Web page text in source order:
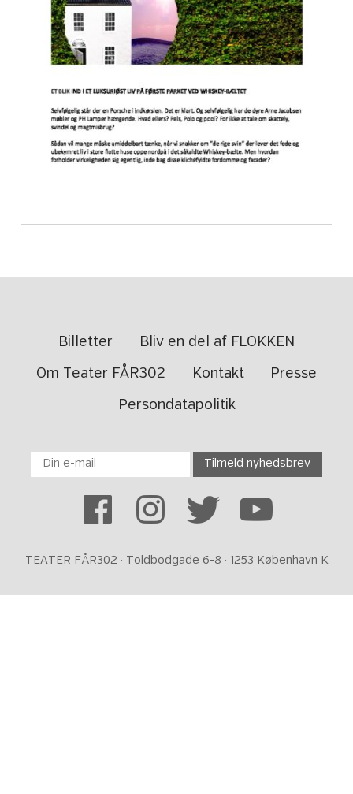
Billetter Bliv en del af FLOKKEN
Om Teater FÅR302 Kontakt Presse
Persondatapolitik
TEATER FÅR302 · Toldbodgade 6-8 · 1253 København K